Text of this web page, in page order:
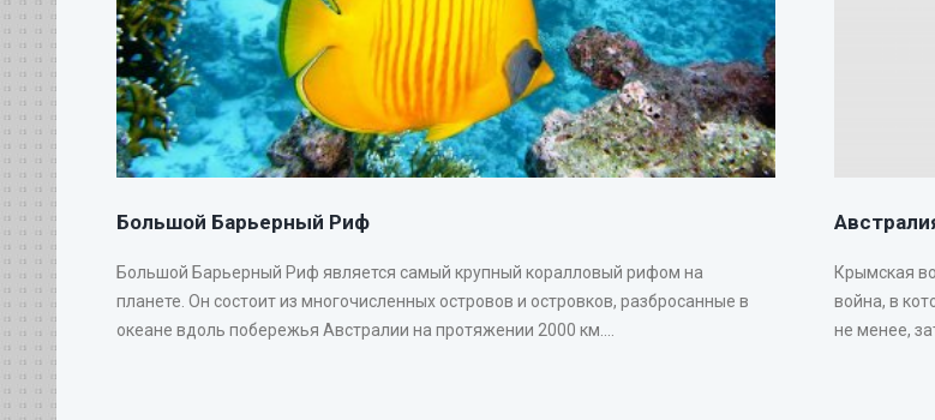
Большой Барьерный Риф
Большой Барьерный Риф является самый крупный коралловый рифом на
планете. Он состоит из многочисленных островов и островков, разбросанные в
океане вдоль побережья Австралии на протяжении 2000 км....
Крымская
война, в
не менее,